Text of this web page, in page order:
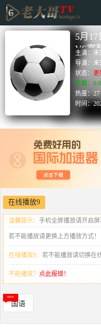
5月17
VS富
主演： 未
导演：未
状态： 更
豆瓣：
热度：
时间：
在线播放9
温馨提示： 手机全屏播放请开启屏
若不能播放请更换上方播放方式！
在线播放9： 若不能播放请切换在
不能播放？ 点此报错！
国语